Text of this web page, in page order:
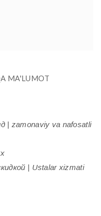
MA'LUMOT
| zamonaviy va nafosatli
| Ustalar xizmati